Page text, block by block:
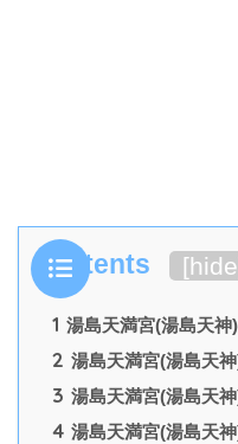
Contents [hide
1 湯島天満宮(湯島天
2 湯島天満宮(湯島天
3 湯島天満宮(湯島天
4 湯島天満宮(湯島天